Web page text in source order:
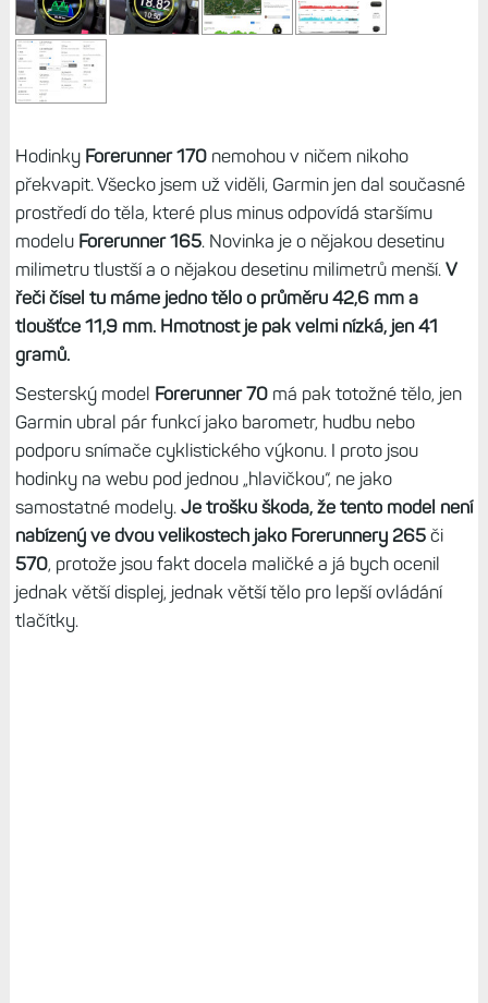
Hodinky Forerunner 170nemohou v ničem nikoho
překvapit. Všecko jsem už viděli, Garmin jen dal současné
prostředí do těla, které plus minus odpovídá staršímu
modelu Forerunner 165. Novinka je o nějakou desetinu
milimetru tlustší a o nějakou desetinu milimetrů menší. V
řeči čísel tu máme jedno tělo o průměru 42,6 mm a
tloušťce 11,9 mm. Hmotnost je pak velmi nízká, jen 41
gramů.
Sesterský model Forerunner 70má pak totožné tělo, jen
Garmin ubral pár funkcí jako barometr, hudbu nebo
podporu snímače cyklistického výkonu. I proto jsou
hodinky na webu pod jednou „hlavičkou“, ne jako
samostatné modely. Je trošku škoda, že tento model není
nabízený ve dvou velikostech jako Forerunnery 265či
570, protože jsou fakt docela maličké a já bych ocenil
jednak větší displej, jednak větší tělo pro lepší ovládání
tlačítky.